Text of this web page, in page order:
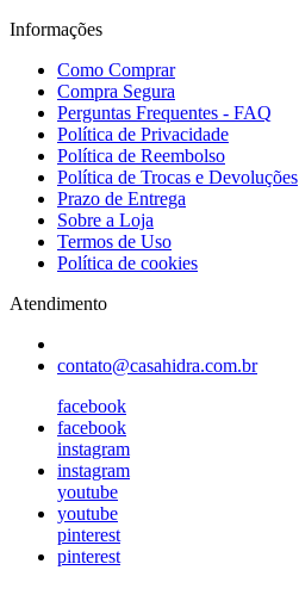
Informações
Como Comprar
Compra Segura
Perguntas Frequentes - FAQ
Política de Privacidade
Política de Reembolso
Política de Trocas e Devoluções
Prazo de Entrega
Sobre a Loja
Termos de Uso
Política de cookies
Atendimento
contato@casahidra.com.br
facebook
facebook
instagram
instagram
youtube
youtube
pinterest
pinterest